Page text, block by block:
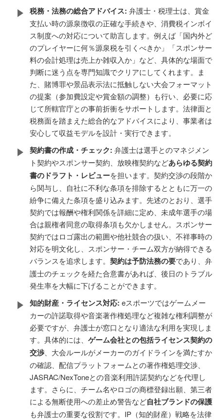
税務・法務の総合アドバイス: 弁護士・税理士は、賞金
支払い時の源泉徴収の正確な手続きや、消費税インボイ
ス制度への対応について助言します。例えば「国内外ど
のプレイヤーに何％源泉税を引くべきか」「スポンサー
料の会計処理は売上か雑収入か」など、具体的な場面で
判断に迷う点を専門知識でクリアにしてくれます。ま
た、賭博罪や景品表示法に抵触しない大会フォーマット
の提案（参加費設定や賞金額の調整）も行い、必要に応
じて所轄官庁との事前折衝をサポートします。法律面と
税務面を踏まえた総合的なアドバイスにより、事業者は
安心して収益モデルを設計・実行できます。
契約書の作成・チェック: 弁護士は選手とのマネジメン
ト契約やスポンサー契約、放映権契約などあらゆる契約
書のドラフト・レビューを担います。契約交渉の段階か
ら関与し、自社に不利な条項を排除するとともに万一の
紛争に備えた条項を盛り込みます。先述のとおり、選手
契約では報酬や権利関係を詳細に定め、未成年選手の場
合は親権者同意の取得条項も欠かしません。スポンサー
契約ではロゴ露出の範囲や他社競合の扱い、不祥事時の
対応を明文化し、スポンサー・チーム双方が納得できる
バランスを追求します。契約は予防法務の要であり、弁
護士のチェックを経た合意書があれば、後日のトラブル
発生率を大幅に下げることができます。
知的財産・ライセンス対応: eスポーツではゲームメー
カーの許諾取得や音楽著作権処理など複雑な権利調整が
必要ですが、弁護士が窓口となり適法な利用を実現しま
す。具体的には、ゲーム会社との包括ライセンス契約の
交渉 、大会ルールがメーカーのガイドラインを満たすか
の確認、配信プラットフォームとの著作権処理交渉、
JASRAC/NexToneとの音楽利用許諾契約などを代理し
ます。さらに、チーム名やロゴの商標登録出願、第三者
による無断使用への差止め警告など自社ブランドの保護
も弁護士の重要な役割です。IP（知的財産）戦略を法律